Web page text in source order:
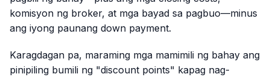
komisyon ng broker, at mga bayad sa pagbuo—minus
ang iyong paunang down payment.
Karagdagan pa, maraming mga mamimili ng bahay ang
pinipiling bumili ng "discount points" kapag nag-